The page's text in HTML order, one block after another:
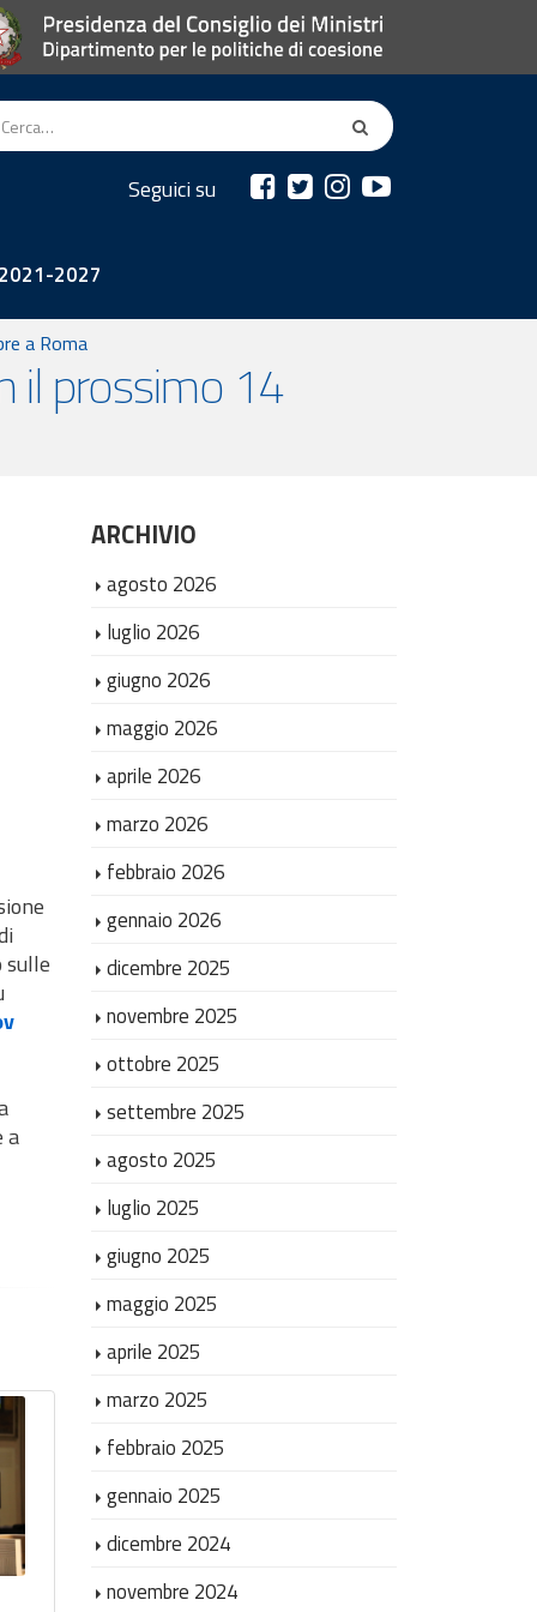
Seguici su
2021-2027
a Roma
il prossimo 14
sulle
a
La giustizia è più
vicina: inaugurato
a Collemarino
ARCHIVIO
agosto 2026
luglio 2026
giugno 2026
maggio 2026
aprile 2026
marzo 2026
febbraio 2026
gennaio 2026
dicembre 2025
novembre 2025
ottobre 2025
settembre 2025
agosto 2025
luglio 2025
giugno 2025
maggio 2025
aprile 2025
marzo 2025
febbraio 2025
gennaio 2025
dicembre 2024
novembre 2024